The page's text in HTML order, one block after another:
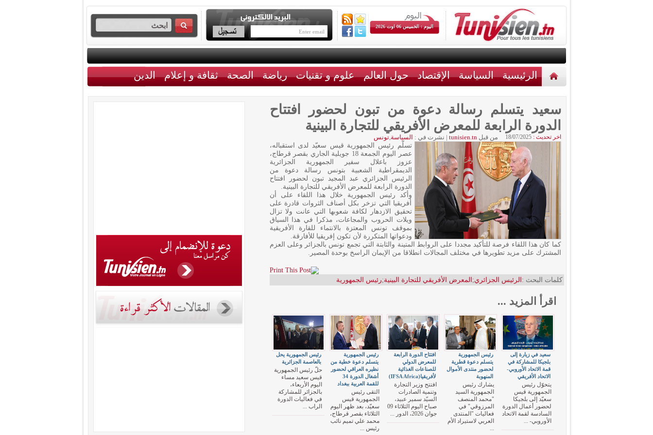
اليوم : الخميس 06 اوت 2026
الرئيسية السياسة الإقتصاد حول العالم علوم و تقنيات رياضة الصحة ثقافة و إعلام الدين
سعيد يتسلم رسالة دعوة من تبون لحضور افتتاح
الدورة الرابعة للمعرض الأفريقي للتجارة البينية
اخر تحديث : 18/07/2025 من قبلtunisien.tn
| نشرت في : السياسة,تونس
تسلّم رئيس الجمهورية قيس سعيّد لدى استقباله،
عصر اليوم الجمعة 18 جويلية الجاري بقصر قرطاج،
عزوز باعلال سفير الجمهورية الجزائرية
الديمقراطية الشعبية بتونس رسالة دعوة من
الرئيس الجزائري عبد المجيد تبون لحضور افتتاح
الدورة الرابعة للمعرض الأفريقي للتجارة البينية.
وأكد رئيس الجمهورية خلال هذا اللقاء على أن
أفريقيا التي تزخر بكل أصناف الثروات قادرة على
تحقيق الازدهار لكافة شعوبها التي عانت ولا تزال
ويلات الحروب والمجاعات، مذكرا في هذا السياق
بموقف تونس المعتزة بالانتماء للقارة الأفريقية
ودعواتها المتكررة لأن تكون إفريقيا للأفارقة.
كما كان هذا اللقاء فرصة للتأكيد مجددا على الروابط المتينة والثابتة التي تجمع تونس بالجزائر وعلى العزم
المشترك على مزيد تطويرها في مختلف المجالات انطلاقا من الإيمان الراسخ بوحدة المصير.
كلمات البحث : الرئيس الجزائري; المعرض الأفريقي للتجارة البينية;رئيس الجمهورية
اقرأ المزيد ...
رئيس الجمهورية يحل
بالعاصمة الجزائرية
حلّ رئيس الجمهورية
قيس سعيد مساء
اليوم الأربعاء،
بالجزائر للمشاركة
في فعاليات الدورة
الراب ...
رئيس الجمهورية
يتسلم دعوة خطية من
نظيره العراقي لحضور
أشغال الدورة 34
للقمة العربية ببغداد
التقى رئيس
الجمهورية قيس
سعيّد، بعد ظهر اليوم
الثلاثاء بقصر قرطاج،
محمد علي تميم نائب
رئيس ...
افتتاح الدورة الرابعة
للمعرض الدولي
للصناعات الغذائية
لأفريقيا(IFSA Africa)
افتتح وزير التجارة
وتنمية الصادرات
السيّد سمير عبيد،
صباح اليوم الثلاثاء 09
جوان 2026، الدور ...
رئيس الجمهورية
يتسلم دعوة قطرية
لحضور منتدى الأموال
المنهوبة
يشارك رئيس
الجمهورية السيد
"محمد المنصف
المرزوقي" في
فعاليات "المنتدى
العربي لاستيراد الأم
...
سعيد في زيارة إلى
بلجيكا للمشاركة في
قمة الاتحاد الأوروبي-
الاتحاد الأفريقي
يتحوّل رئيس
الجمهورية قيس
سعيّد إلى بلجيكا
لحضور أعمال الدورة
السادسة لقمة الاتحاد
الأوروبي- ...